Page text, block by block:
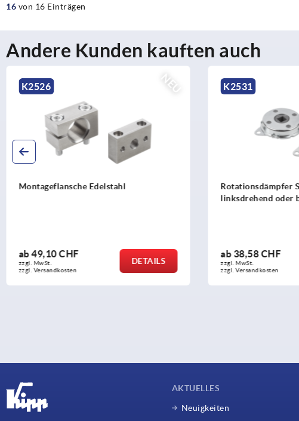
16 von 16 Einträgen
Andere Kunden kauften auch
NEU
K2526
Montageflansche Edelstahl
ab49,10 CHF
zzgl. MwSt.
zzgl. Versandkosten
DETAILS
K2531
Rotationsdämpfer
linksdrehend oder
ab 38,58 CHF
zzgl. MwSt.
zzgl. Versandkosten
AKTUELLES
Neuigkeiten